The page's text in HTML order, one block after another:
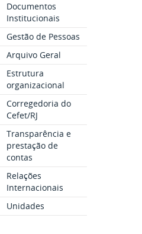
Documentos
Institucionais
Gestão de Pessoas
Arquivo Geral
Estrutura
organizacional
Corregedoria do
Cefet/RJ
Transparência e
prestação de
contas
Relações
Internacionais
Unidades